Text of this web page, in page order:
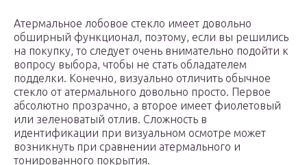
Атермальное лобовое стекло имеет довольно
обширный функционал, поэтому, если вы решились
на покупку, то следует очень внимательно подойти к
вопросу выбора, чтобы не стать обладателем
подделки. Конечно, визуально отличить обычное
стекло от атермального довольно просто. Первое
абсолютно прозрачно, а второе имеет фиолетовый
или зеленоватый отлив. Сложность в
идентификации при визуальном осмотре может
возникнуть при сравнении атермального и
тонированного покрытия.